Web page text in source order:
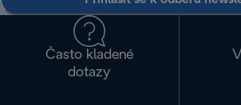
Často kladené
dotazy